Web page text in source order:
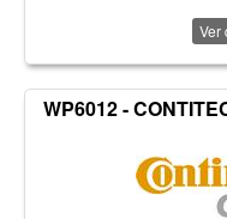
Ver
WP6012 -